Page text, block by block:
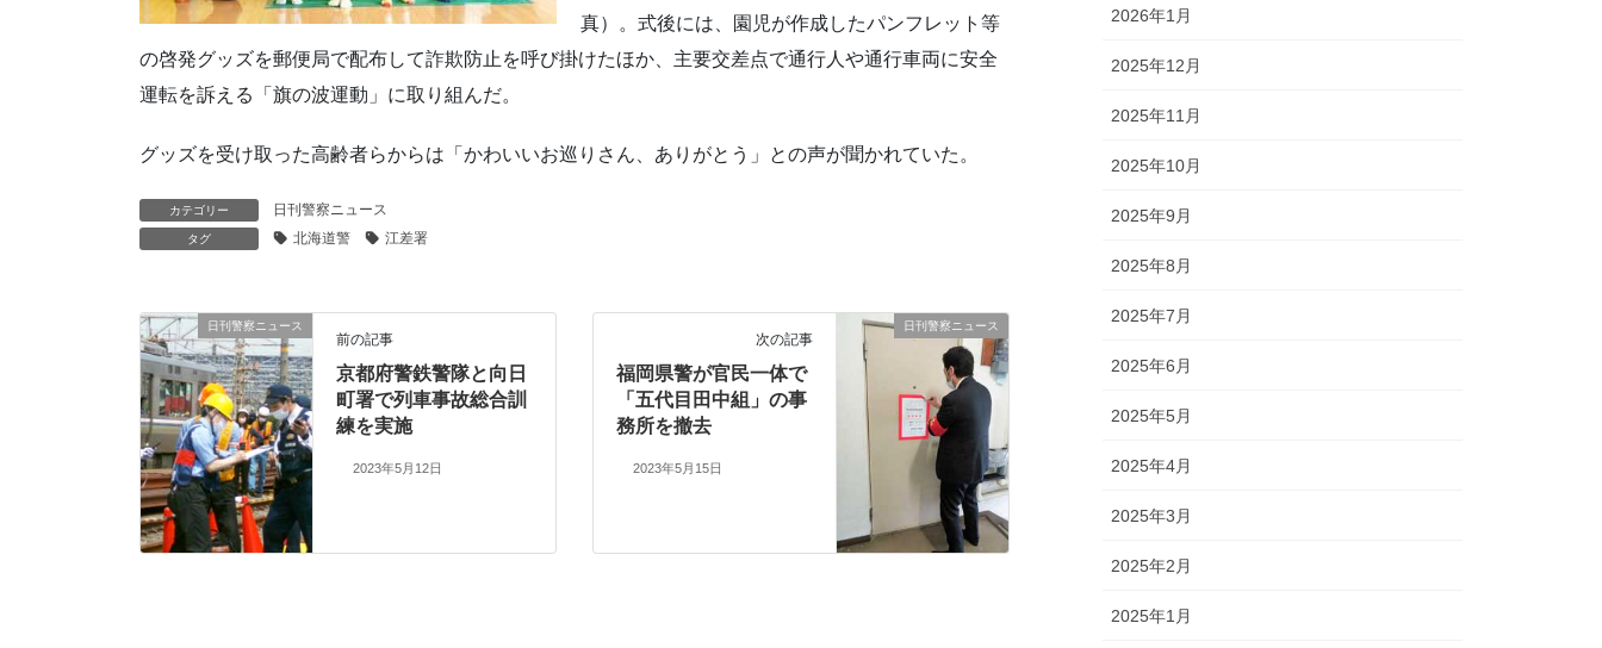
真）。式後には、園児が作成したパンフレット等
の啓発グッズを郵便局で配布して詐欺防止を呼び掛けたほか、主要交差点で通行人や通行車両に安全
運転を訴える「旗の波運動」に取り組んだ。
グッズを受け取った高齢者らからは「かわいいお巡りさん、ありがとう」との声が聞かれていた。
カテゴリー 日刊警察ニュース
タグ 北海道警 江差署
日刊警察ニュース
前の記事
京都府警鉄警隊と向日
町署で列車事故総合訓
練を実施
2023年5月12日
日刊警察ニュース
次の記事
福岡県警が官民一体で
「五代目田中組」の事
務所を撤去
2023年5月15日
2026年1月
2025年12月
2025年11月
2025年10月
2025年9月
2025年8月
2025年7月
2025年6月
2025年5月
2025年4月
2025年3月
2025年2月
2025年1月